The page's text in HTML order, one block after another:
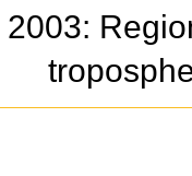
2003: